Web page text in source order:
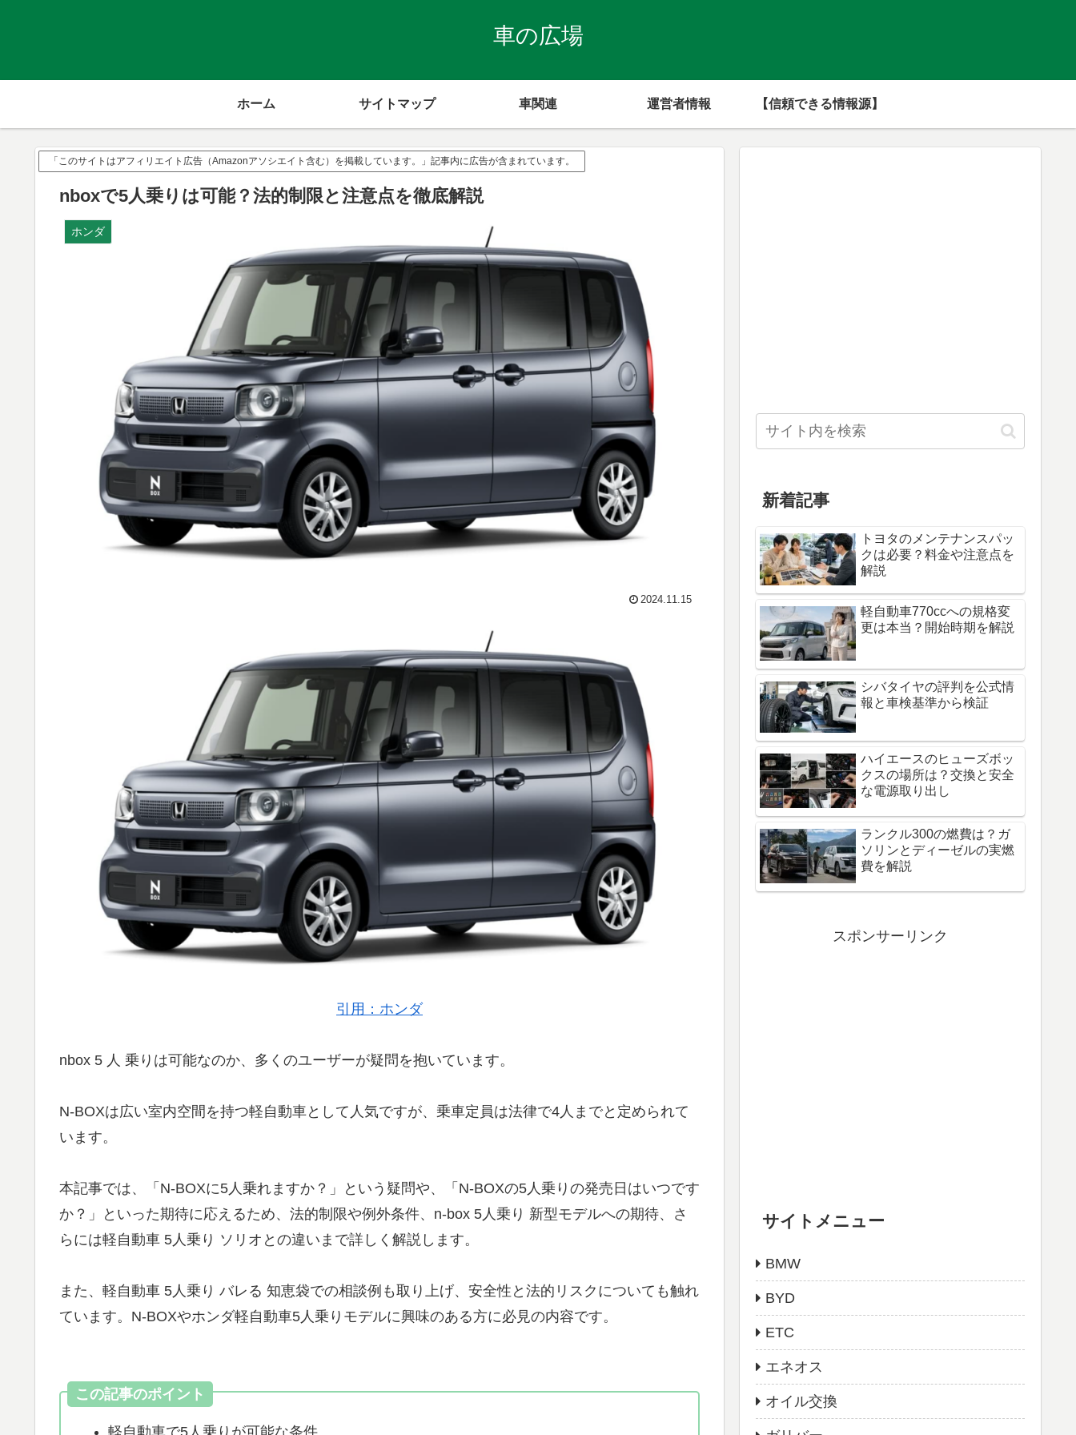
車の広場
ホーム サイトマップ 車関連 運営者情報 【信頼できる情報源】
「このサイトはアフィリエイト広告（Amazonアソシエイト含む）を掲載しています。」記事内に広告が含まれています。
nboxで5人乗りは可能？法的制限と注意点を徹底解説
ホンダ
2024.11.15
引用：ホンダ
nbox 5 人 乗りは可能なのか、多くのユーザーが疑問を抱いています。
N-BOXは広い室内空間を持つ軽自動車として人気ですが、乗車定員は法律で4人までと定められて
います。
本記事では、「N-BOXに5人乗れますか？」という疑問や、「N-BOXの5人乗りの発売日はいつです
か？」といった期待に応えるため、法的制限や例外条件、n-box 5人乗り 新型モデルへの期待、さ
らには軽自動車 5人乗り ソリオとの違いまで詳しく解説します。
また、軽自動車 5人乗り バレる 知恵袋での相談例も取り上げ、安全性と法的リスクについても触れ
ています。N-BOXやホンダ軽自動車5人乗りモデルに興味のある方に必見の内容です。
この記事のポイント
新着記事
トヨタのメンテナンスパッ
クは必要？料金や注意点を
解説
軽自動車770ccへの規格変
更は本当？開始時期を解説
シバタイヤの評判を公式情
報と車検基準から検証
ハイエースのヒューズボッ
クスの場所は？交換と安全
な電源取り出し
ランクル300の燃費は？ガ
ソリンとディーゼルの実燃
費を解説
スポンサーリンク
サイトメニュー
BMW
BYD
ETC
エネオス
オイル交換